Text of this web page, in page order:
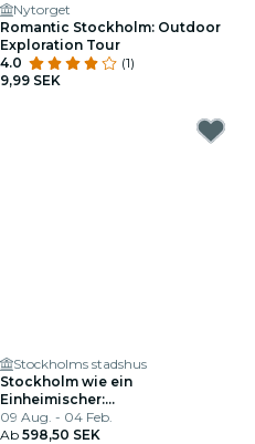
Nytorget
Romantic Stockholm: Outdoor
Exploration Tour
4.0
(1)
9,99 SEK
Stockholms stadshus
Stockholm wie ein
Einheimischer:
Maßgeschneiderte
Privatführung
09 Aug. - 04 Feb.
Ab 598,50 SEK